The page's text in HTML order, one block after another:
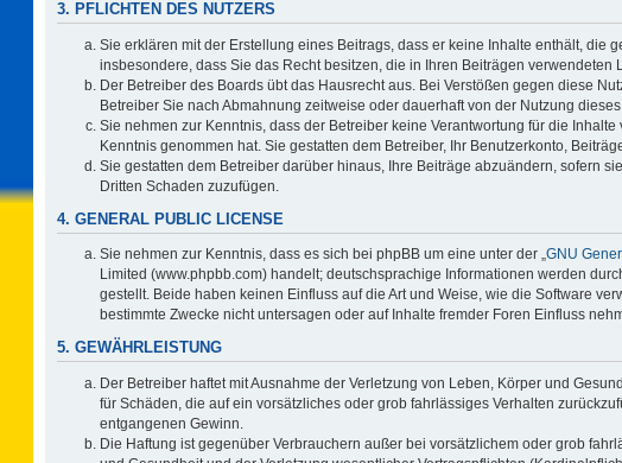
3. PFLICHTEN DES NUTZERS
Sie erklären mit der Erstellung eines Beitrags, dass er keine Inhalte enthält, die
insbesondere, dass Sie das Recht besitzen, die in Ihren Beiträgen verwendeten
Der Betreiber des Boards übt das Hausrecht aus. Bei Verstößen gegen diese
Betreiber Sie nach Abmahnung zeitweise oder dauerhaft von der Nutzung
Sie nehmen zur Kenntnis, dass der Betreiber keine Verantwortung für die
Kenntnis genommen hat. Sie gestatten dem Betreiber, Ihr Benutzerkonto,
Sie gestatten dem Betreiber darüber hinaus, Ihre Beiträge abzuändern, sofern
Dritten Schaden zuzufügen.
4. GENERAL PUBLIC LICENSE
Sie nehmen zur Kenntnis, dass es sich bei phpBB um eine unter der „GNU
Limited (www.phpbb.com) handelt; deutschsprachige Informationen werden
gestellt. Beide haben keinen Einfluss auf die Art und Weise, wie die Software
bestimmte Zwecke nicht untersagen oder auf Inhalte fremder Foren Einfluss
5. GEWÄHRLEISTUNG
Der Betreiber haftet mit Ausnahme der Verletzung von Leben, Körper und
für Schäden, die auf ein vorsätzliches oder grob fahrlässiges Verhalten
entgangenen Gewinn.
Die Haftung ist gegenüber Verbrauchern außer bei vorsätzlichem oder grob